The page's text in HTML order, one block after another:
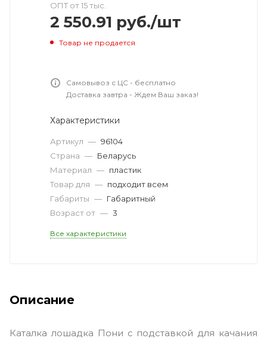
ОПТ от 15 тыс.
2 550.91 руб./шт
Товар не продается
Самовывоз с ЦС - бесплатно
Доставка завтра - Ждем Ваш заказ!
Характеристики
Артикул — 96104
Страна — Беларусь
Материал — пластик
Товар для — подходит всем
Габариты — Габаритный
Возраст от — 3
Все характеристики
Описание
Каталка лошадка Пони с подставкой для качания